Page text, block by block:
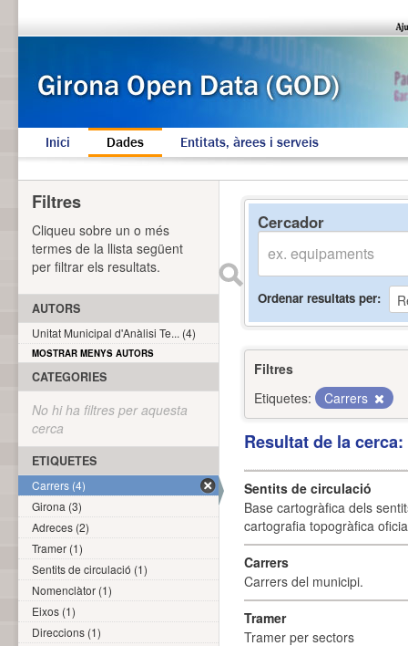
Inici Dades Entitats, àrees i serveis
Cercador
Ordenar resultats per
Filtres
Etiquetes:
Carrers
Resultat de la
Sentits de circulació
Base cartogràfica dels
cartografia topogràfica
Carrers
Carrers del municipi.
Tramer
Tramer per sectors
Filtres
Cliqueu sobre un o més
termes de la llista següent
per filtrar els resultats.
AUTORS
Unitat Municipal d'Anàlisi Te... (4)
MOSTRAR MENYS AUTORS
CATEGORIES
No hi ha filtres per aquesta
cerca
ETIQUETES
Carrers (4)
Girona (3)
Adreces (2)
Tramer (1)
Sentits de circulació (1)
Nomenclàtor (1)
Eixos (1)
Direccions (1)